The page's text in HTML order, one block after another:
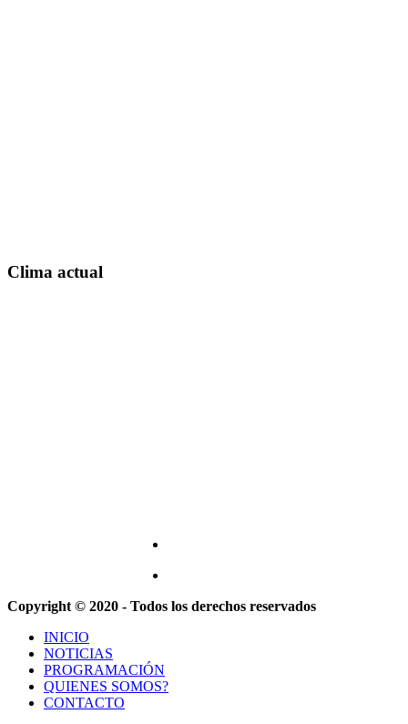
Clima actual
Copyright © 2020 - Todos los derechos reservados
INICIO
NOTICIAS
PROGRAMACIÓN
QUIENES SOMOS?
CONTACTO